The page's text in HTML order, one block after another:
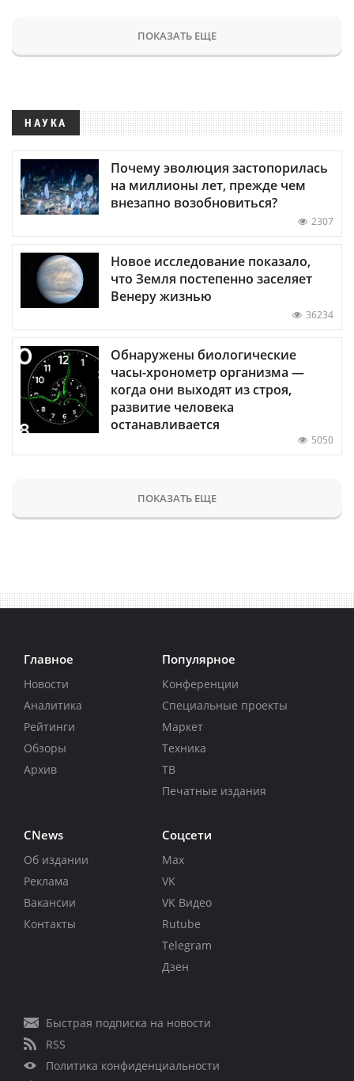
ПОКАЗАТЬ ЕЩЕ
НАУКА
Почему эволюция застопорилась
на миллионы лет, прежде чем
внезапно возобновиться?
2307
Новое исследование показало,
что Земля постепенно заселяет
Венеру жизнью
36234
Обнаружены биологические
часы-хронометр организма —
когда они выходят из строя,
развитие человека
останавливается
5050
ПОКАЗАТЬ ЕЩЕ
Главное
Новости
Аналитика
Рейтинги
Обзоры
Архив
Популярное
Конференции
Специальные проекты
Маркет
Техника
ТВ
Печатные издания
CNews
Об издании
Реклама
Вакансии
Контакты
Соцсети
Max
VK
VK Видео
Rutube
Telegram
Дзен
Быстрая подписка на новости
RSS
Политика конфиденциальности